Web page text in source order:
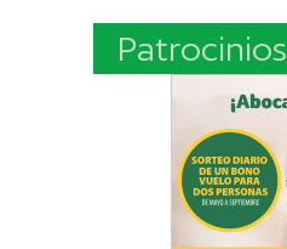
Patrocinios